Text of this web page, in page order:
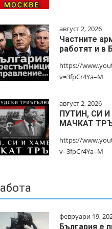
август 2, 2026
Частните
работят и в
https://
v=3fpCr4Ya–M
август 2, 2026
ПУТИН, СИ
МАЧКАТ
https://
v=3fpCr4Ya–M
февруари 19,
България е